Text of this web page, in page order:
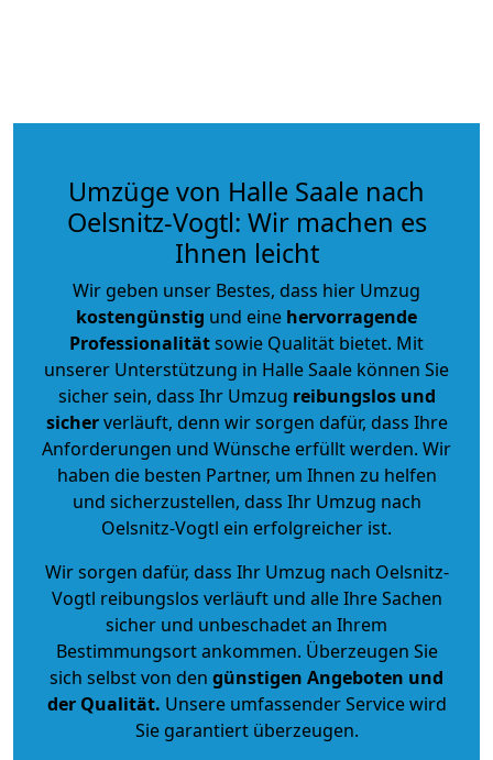
Umzüge von Halle Saale nach
Oelsnitz-Vogtl: Wir machen es
Ihnen leicht
Wir geben unser Bestes, dass hier Umzug
kostengünstig und eine hervorragende
Professionalitätsowie Qualität bietet. Mit
unserer Unterstützung in Halle Saale können Sie
sicher sein, dass Ihr Umzug reibungslos und
sicherverläuft, denn wir sorgen dafür, dass Ihre
Anforderungen und Wünsche erfüllt werden. Wir
haben die besten Partner, um Ihnen zu helfen
und sicherzustellen, dass Ihr Umzug nach
Oelsnitz-Vogtl ein erfolgreicher ist.
Wir sorgen dafür, dass Ihr Umzug nach Oelsnitz-
Vogtl reibungslos verläuft und alle Ihre Sachen
sicher und unbeschadet an Ihrem
Bestimmungsort ankommen. Überzeugen Sie
sich selbst von den günstigen Angeboten und
der Qualität. Unsere umfassender Service wird
Sie garantiert überzeugen.